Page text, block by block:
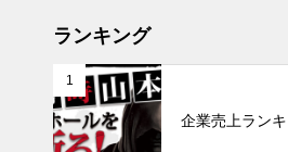
ランキング
1
企業売上ラン